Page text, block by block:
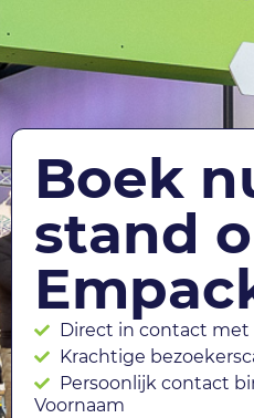
Boek
stand
Direct in contact met
Krachtige
Persoonlijk contact
Voornaam